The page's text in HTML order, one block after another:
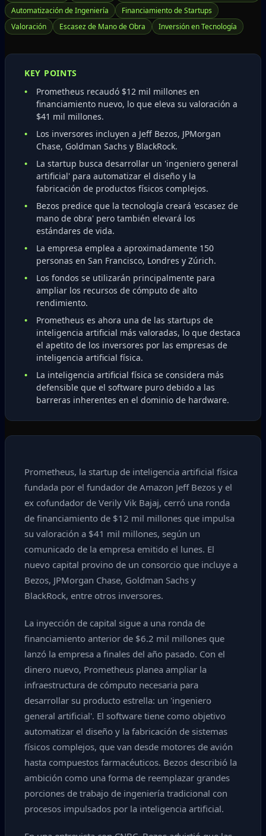
Automatización de Ingeniería
Financiamiento de Startups
Valoración
Escasez de Mano de Obra Inversión en Tecnología
KEY POINTS
Prometheus recaudó $12 mil millones en
financiamiento nuevo, lo que eleva su valoración a
$41 mil millones.
Los inversores incluyen a Jeff Bezos, JPMorgan
Chase, Goldman Sachs y BlackRock.
La startup busca desarrollar un 'ingeniero general
artificial' para automatizar el diseño y la
fabricación de productos físicos complejos.
Bezos predice que la tecnología creará 'escasez de
mano de obra' pero también elevará los
estándares de vida.
La empresa emplea a aproximadamente 150
personas en San Francisco, Londres y Zúrich.
Los fondos se utilizarán principalmente para
ampliar los recursos de cómputo de alto
rendimiento.
Prometheus es ahora una de las startups de
inteligencia artificial más valoradas, lo que destaca
el apetito de los inversores por las empresas de
inteligencia artificial física.
La inteligencia artificial física se considera más
defensible que el software puro debido a las
barreras inherentes en el dominio de hardware.
Prometheus, la startup de inteligencia artificial física
fundada por el fundador de Amazon Jeff Bezos y el
ex cofundador de Verily Vik Bajaj, cerró una ronda
de financiamiento de $12 mil millones que impulsa
su valoración a $41 mil millones, según un
comunicado de la empresa emitido el lunes. El
nuevo capital provino de un consorcio que incluye a
Bezos, JPMorgan Chase, Goldman Sachs y
BlackRock, entre otros inversores.
La inyección de capital sigue a una ronda de
financiamiento anterior de $6.2 mil millones que
lanzó la empresa a finales del año pasado. Con el
dinero nuevo, Prometheus planea ampliar la
infraestructura de cómputo necesaria para
desarrollar su producto estrella: un 'ingeniero
general artificial'. El software tiene como objetivo
automatizar el diseño y la fabricación de sistemas
físicos complejos, que van desde motores de avión
hasta compuestos farmacéuticos. Bezos describió la
ambición como una forma de reemplazar grandes
porciones de trabajo de ingeniería tradicional con
procesos impulsados por la inteligencia artificial.